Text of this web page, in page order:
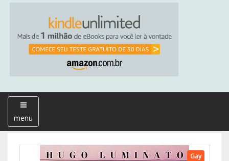
menu
Gay